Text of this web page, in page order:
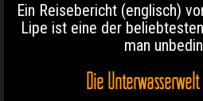
Ein Reisebericht (englisch)
Lipe ist eine der
man
Die